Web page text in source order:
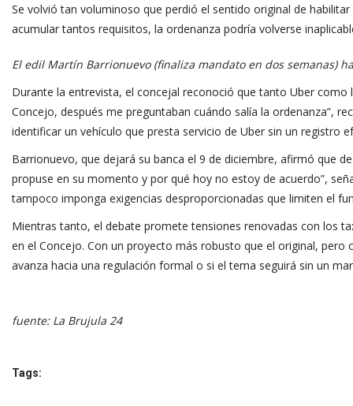
Se volvió tan voluminoso que perdió el sentido original de
acumular tantos requisitos, la ordenanza podría volverse
El edil Martín Barrionuevo (finaliza mandato en dos semanas)
Durante la entrevista, el concejal reconoció que tanto Uber
Concejo, después me preguntaban cuándo salía la ordenanza”,
identificar un vehículo que presta servicio de Uber sin un
Barrionuevo, que dejará su banca el 9 de diciembre, afirmó que
propuse en su momento y por qué hoy no estoy de acuerdo”,
tampoco imponga exigencias desproporcionadas que limiten el
Mientras tanto, el debate promete tensiones renovadas con los
en el Concejo. Con un proyecto más robusto que el original, pero
avanza hacia una regulación formal o si el tema seguirá sin un
fuente: La Brujula 24
Tags: